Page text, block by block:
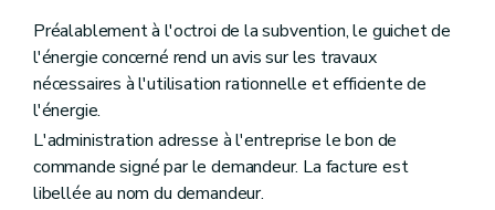
Préalablement à l'octroi de la subvention, le guichet de
l'énergie concerné rend un avis sur les travaux
nécessaires à l'utilisation rationnelle et efficiente de
l'énergie.
L'administration adresse à l'entreprise le bon de
commande signé par le demandeur. La facture est
libellée au nom du demandeur.